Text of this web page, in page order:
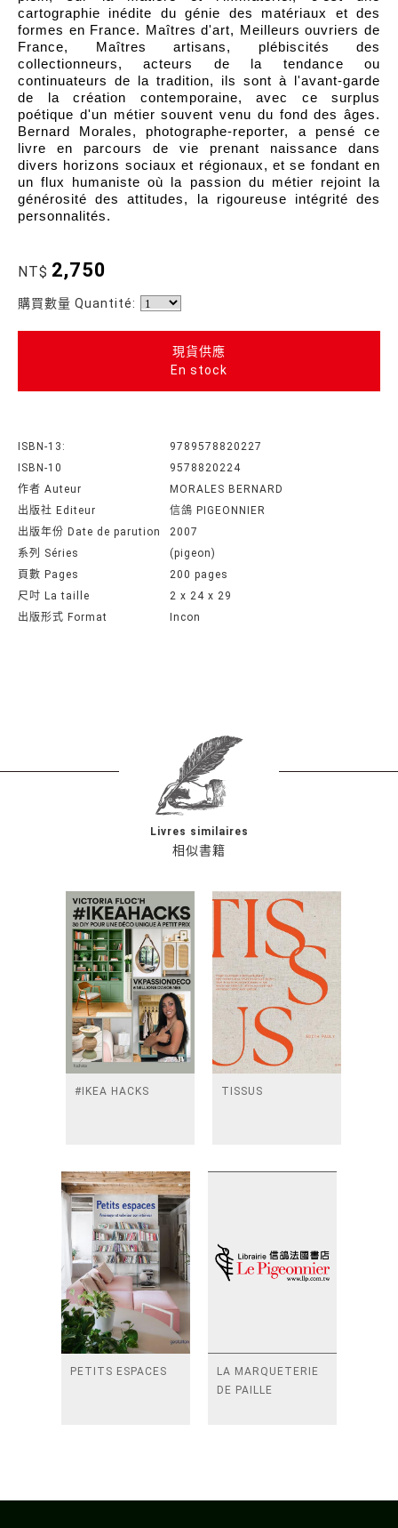
cartographie inédite du génie des matériaux et des
formes en France. Maîtres d'art, Meilleurs ouvriers de
France, Maîtres artisans, plébiscités des
collectionneurs, acteurs de la tendance ou
continuateurs de la tradition, ils sont à l'avant-garde
de la création contemporaine, avec ce surplus
poétique d'un métier souvent venu du fond des âges.
Bernard Morales, photographe-reporter, a pensé ce
livre en parcours de vie prenant naissance dans
divers horizons sociaux et régionaux, et se fondant en
un flux humaniste où la passion du métier rejoint la
générosité des attitudes, la rigoureuse intégrité des
personnalités.
NT$ 2,750
購買數量 Quantité:
現貨供應
En stock
ISBN-13:
9789578820227
ISBN-10
9578820224
作者 Auteur
MORALES BERNARD
出版社 Editeur
信鴿 PIGEONNIER
出版年份 Date de parution
2007
系列 Séries
(pigeon)
頁數 Pages
200 pages
尺吋 La taille
2 x 24 x 29
出版形式 Format
Incon
相似書籍
Livres similaires
#IKEA HACKS TISSUS
PETITS ESPACES
LA MARQUETERIE
DE PAILLE